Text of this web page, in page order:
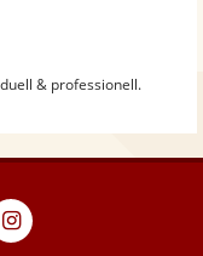
& professionell.
eventpeppers